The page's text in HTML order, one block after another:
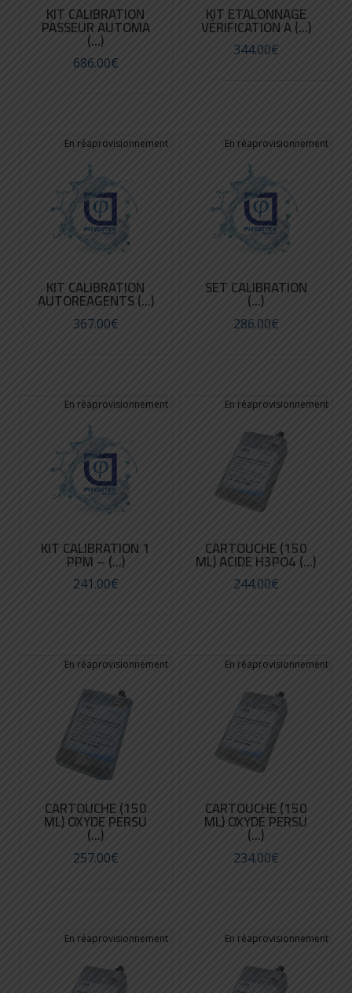
KIT CALIBRATION
PASSEUR AUTOMA
(...)
686.00€
KIT ETALONNAGE
VÉRIFICATION A (...)
344.00€
KIT CALIBRATION
AUTOREAGENTS (...)
367.00€
SET CALIBRATION
(...)
286.00€
KIT CALIBRATION 1
PPM – (...)
241.00€
CARTOUCHE (150
ML) ACIDE H3PO4 (...)
244.00€
CARTOUCHE (150
ML) OXYDE PERSU
(...)
257.00€
CARTOUCHE (150
ML) OXYDE PERSU
(...)
234.00€